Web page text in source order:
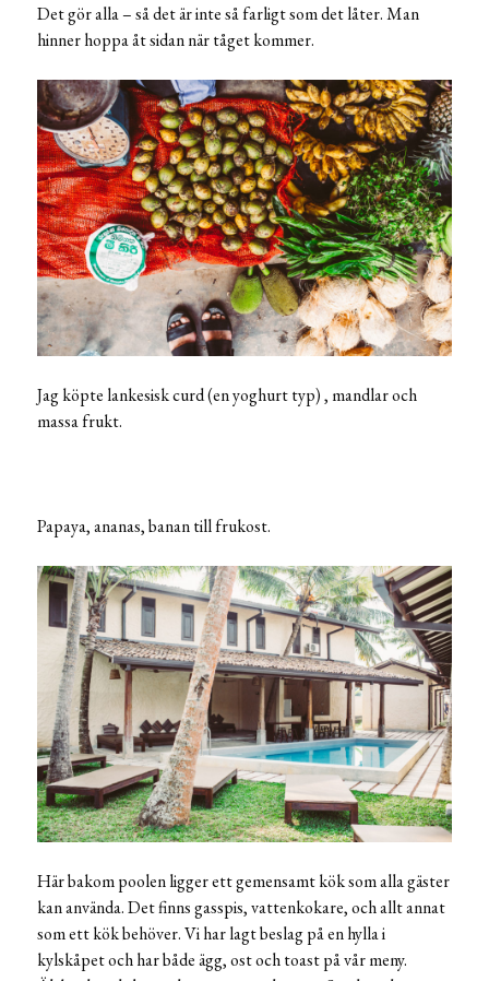
Det gör alla – så det är inte så farligt som det låter. Man
hinner hoppa åt sidan när tåget kommer.
Jag köpte lankesisk curd (en yoghurt typ) , mandlar och
massa frukt.
Papaya, ananas, banan till frukost.
Här bakom poolen ligger ett gemensamt kök som alla gäster
kan använda. Det finns gasspis, vattenkokare, och allt annat
som ett kök behöver. Vi har lagt beslag på en hylla i
kylskåpet och har både ägg, ost och toast på vår meny.